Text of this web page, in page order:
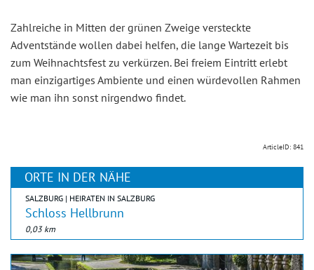
Zahlreiche in Mitten der grünen Zweige versteckte
Adventstände wollen dabei helfen, die lange Wartezeit bis
zum Weihnachtsfest zu verkürzen. Bei freiem Eintritt erlebt
man einzigartiges Ambiente und einen würdevollen Rahmen
wie man ihn sonst nirgendwo findet.
ArticleID: 841
ORTE IN DER NÄHE
SALZBURG | HEIRATEN IN SALZBURG
Schloss Hellbrunn
0,03 km